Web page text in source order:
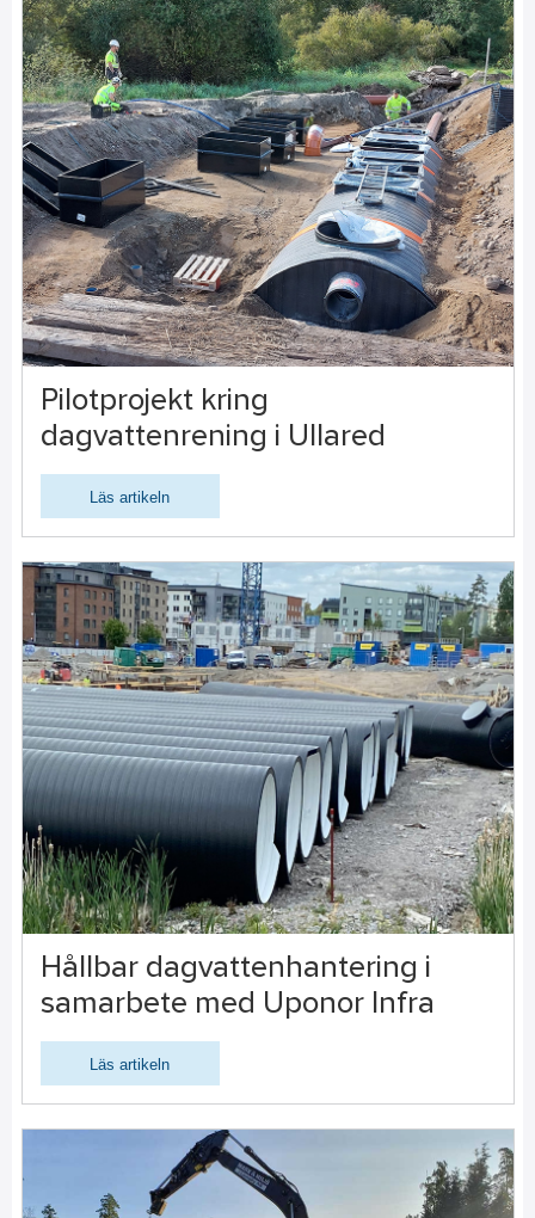
Pilotprojekt kring
dagvattenrening i Ullared
Läs artikeln
Hållbar dagvattenhantering i
samarbete med Uponor Infra
Läs artikeln